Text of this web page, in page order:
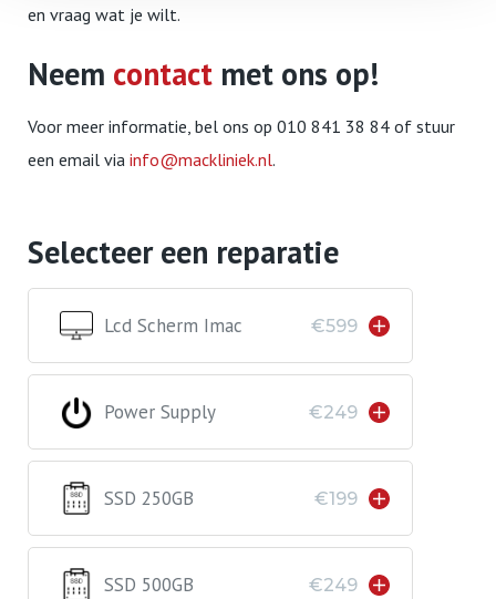
en vraag wat je wilt.
Neem contact met ons op!
Voor meer informatie, bel ons op 010 841 38 84 of stuur
een email via info@mackliniek.nl.
Selecteer een reparatie
Lcd Scherm Imac €599
Power Supply €249
SSD 250GB €199
SSD 500GB €249